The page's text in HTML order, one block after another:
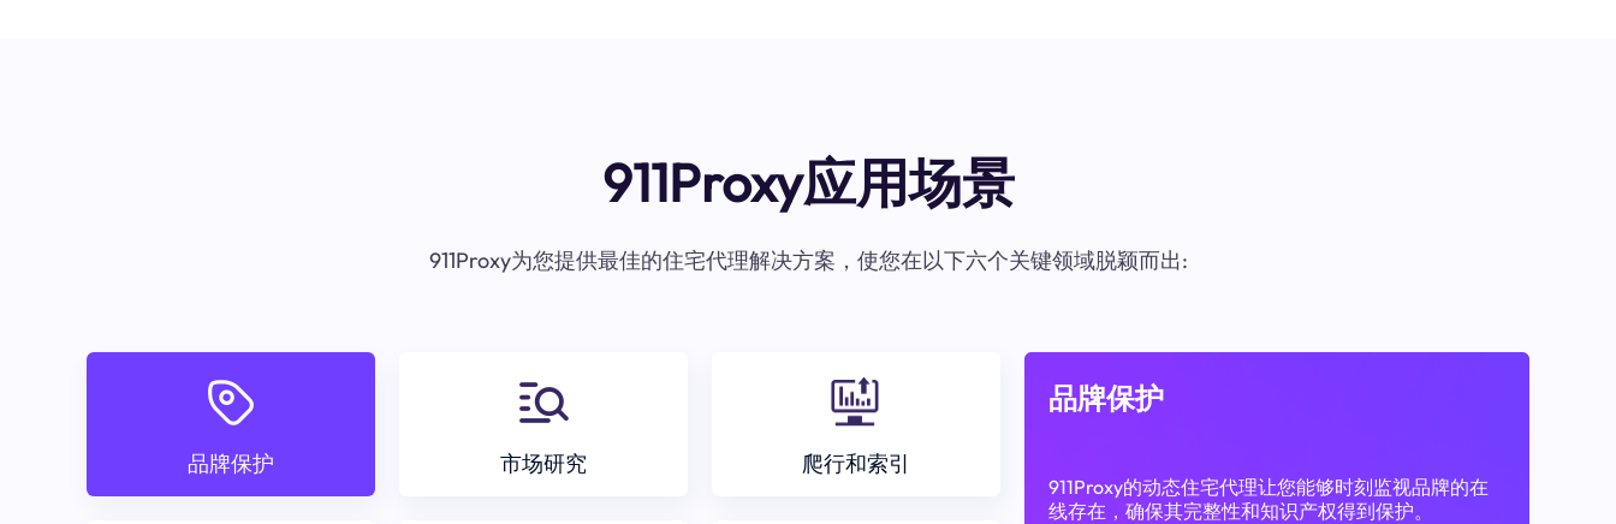
911Proxy应用场景
911Proxy为您提供最佳的住宅代理解决方案，使您在以下六个关键领域脱颖而出:
品牌保护 市场研究 爬行和索引
品牌保护
911Proxy的动态住宅代理让您能够时刻监视品牌的在
线存在，确保其完整性和知识产权得到保护。